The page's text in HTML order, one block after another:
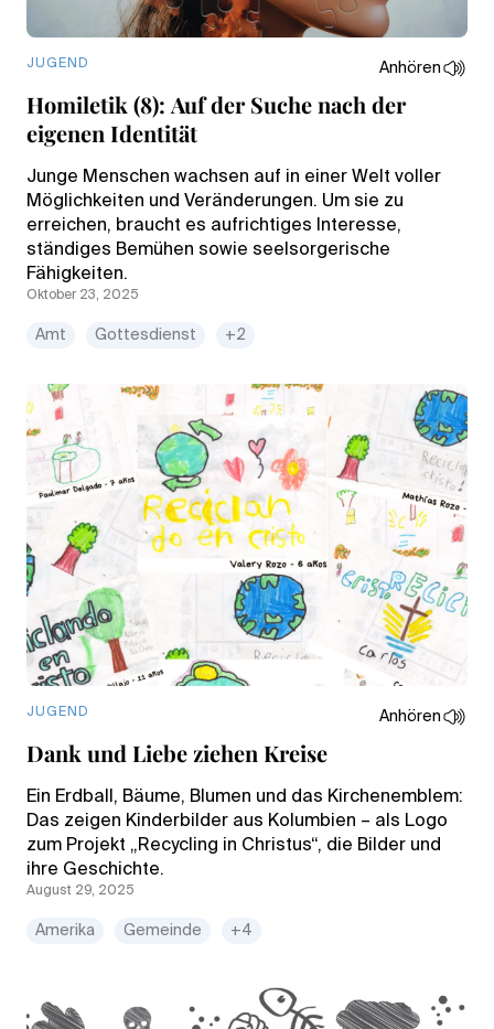
JUGEND Anhören
Homiletik (8): Auf der Suche nach der
eigenen Identität
Junge Menschen wachsen auf in einer Welt voller
Möglichkeiten und Veränderungen. Um sie zu
erreichen, braucht es aufrichtiges Interesse,
ständiges Bemühen sowie seelsorgerische
Fähigkeiten.
Oktober 23, 2025
Amt Gottesdienst +2
JUGEND Anhören
Dank und Liebe ziehen Kreise
Ein Erdball, Bäume, Blumen und das Kirchenemblem:
Das zeigen Kinderbilder aus Kolumbien – als Logo
zum Projekt „Recycling in Christus“, die Bilder und
ihre Geschichte.
August 29, 2025
Amerika Gemeinde +4